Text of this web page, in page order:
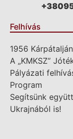
Felhívás
1956
A „KMKSZ”
Pályázati
Program
Segítsünk
Ukrajnából is!